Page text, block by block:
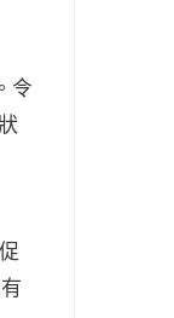
令